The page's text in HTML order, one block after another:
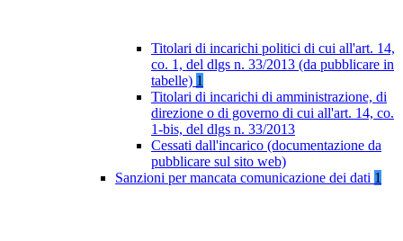
Titolari di incarichi politici di cui all'art. 14,
co. 1, del dlgs n. 33/2013 (da pubblicare in
tabelle) 1
Titolari di incarichi di amministrazione, di
direzione o di governo di cui all'art. 14, co.
1-bis, del dlgs n. 33/2013
Cessati dall'incarico (documentazione da
pubblicare sul sito web)
Sanzioni per mancata comunicazione dei dati 1